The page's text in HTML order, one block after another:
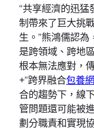
“共享經濟的迅
制帶來了巨大挑
生。”熊鴻儒認
是跨領域、跨地
根本無法應對，
+”跨界融合包養
合的趨勢下，線
管問題還可能被
劃分職責和實現